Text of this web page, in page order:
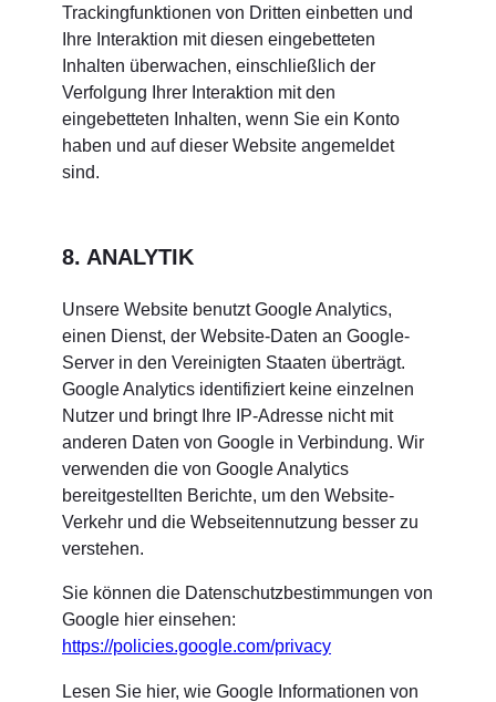
Trackingfunktionen von Dritten einbetten und
Ihre Interaktion mit diesen eingebetteten
Inhalten überwachen, einschließlich der
Verfolgung Ihrer Interaktion mit den
eingebetteten Inhalten, wenn Sie ein Konto
haben und auf dieser Website angemeldet
sind.
8. ANALYTIK
Unsere Website benutzt Google Analytics,
einen Dienst, der Website-Daten an Google-
Server in den Vereinigten Staaten überträgt.
Google Analytics identifiziert keine einzelnen
Nutzer und bringt Ihre IP-Adresse nicht mit
anderen Daten von Google in Verbindung. Wir
verwenden die von Google Analytics
bereitgestellten Berichte, um den Website-
Verkehr und die Webseitennutzung besser zu
verstehen.
Sie können die Datenschutzbestimmungen von
Google hier einsehen:
https://policies.google.com/privacy
Lesen Sie hier, wie Google Informationen von